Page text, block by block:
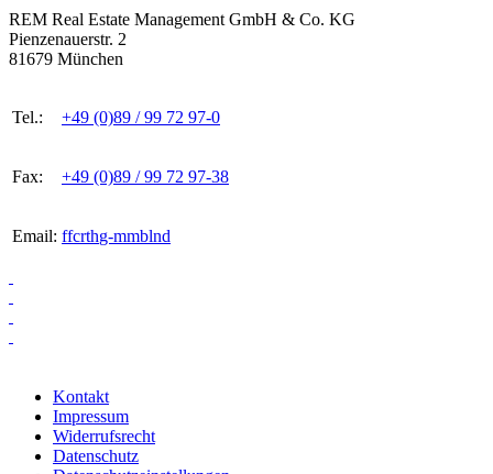
REM Real Estate Management GmbH & Co. KG
Pienzenauerstr. 2
81679 München
Tel.: +49 (0)89 / 99 72 97-0
Fax: +49 (0)89 / 99 72 97-38
Email: ffcrthg-mmblnd
Kontakt
Impressum
Widerrufsrecht
Datenschutz